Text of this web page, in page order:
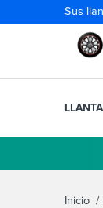
Sus
Inicio /